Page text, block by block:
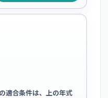
適合条件は、上の年式